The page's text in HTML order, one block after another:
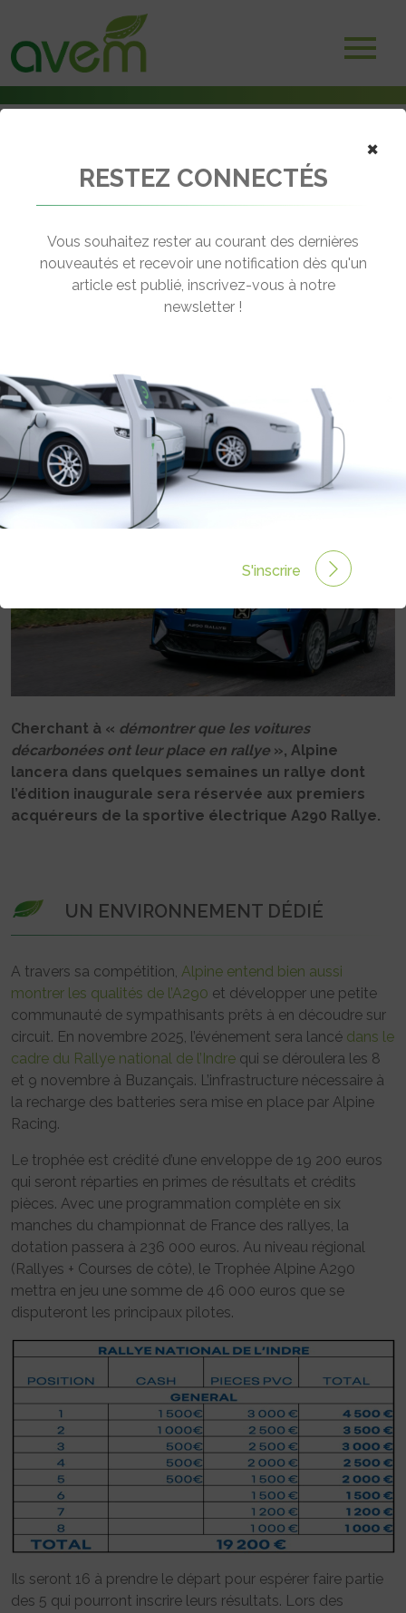
Démarrage du Trophée Alpine A290 Rallye en novembre 2025
← Revenir aux actualités
A290 RALLYE EN NOVEMBRE 2025
Rédigé par Philippe Schwoerer le 30 Sep 2025 à 09:15
0 commentaires
Cherchant à « démontrer que les voitures
décarbonées ont leur place en rallye », Alpine
lancera dans quelques semaines un rallye dont
l’édition inaugurale sera réservée aux premiers
acquéreurs de la sportive électrique A290 Rallye.
UN ENVIRONNEMENT DÉDIÉ
A travers sa compétition, Alpine entend bien aussi
montrer les qualités de l’A290 et développer une petite
communauté de sympathisants prêts à en découdre sur
circuit. En novembre 2025, l’événement sera lancé dans le
cadre du Rallye national de l’Indre qui se déroulera les 8
et 9 novembre à Buzançais. L’infrastructure nécessaire à
la recharge des batteries sera mise en place par Alpine
Racing.
Le trophée est crédité d’une enveloppe de 19 200 euros
qui seront réparties en primes de résultats et crédits
pièces. Avec une programmation complète en six
manches du championnat de France des rallyes, la
dotation passera à 236 000 euros. Au niveau régional
(Rallyes + Courses de côte), le Trophée Alpine A290
mettra en jeu une somme de 46 000 euros que se
disputeront les principaux pilotes.
Ils seront 16 à prendre le départ pour espérer faire partie
des 5 qui pourront inscrire leurs résultats. Lors des
×
RESTEZ CONNECTÉS
Vous souhaitez rester au courant des dernières
nouveautés et recevoir une notification dès qu'un
article est publié, inscrivez-vous à notre
newsletter !
S'inscrire